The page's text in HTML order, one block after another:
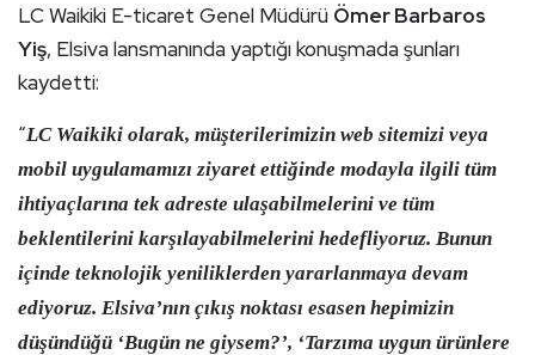
LC Waikiki E-ticaret Genel Müdürü Ömer Barbaros
Yiş, Elsiva lansmanında yaptığı konuşmada şunları
kaydetti:
“LC Waikiki olarak, müşterilerimizin web sitemizi veya
mobil uygulamamızı ziyaret ettiğinde modayla ilgili tüm
ihtiyaçlarına tek adreste ulaşabilmelerini ve tüm
beklentilerini karşılayabilmelerini hedefliyoruz. Bunun
içinde teknolojik yeniliklerden yararlanmaya devam
ediyoruz. Elsiva’nın çıkış noktası esasen hepimizin
düşündüğü ‘Bugün ne giysem?’, ‘Tarzıma uygun ürünlere